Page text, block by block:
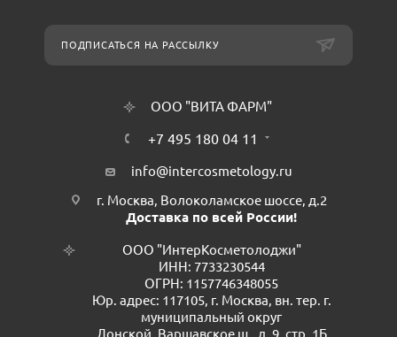
ПОДПИСАТЬСЯ НА РАССЫЛКУ
ООО "ВИТА ФАРМ"
+7 495 180 04 11
info@intercosmetology.ru
г. Москва, Волоколамское шоссе, д.2
Доставка по всей России!
ООО "ИнтерКосметолоджи"
ИНН: 7733230544
ОГРН: 1157746348055
Юр. адрес: 117105, г. Москва, вн. тер. г.
муниципальный округ
Донской, Варшавское ш., д. 9, стр. 1Б